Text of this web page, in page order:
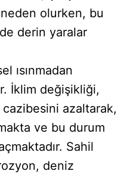
olurken, bu
derin yaralar
ısınmadan
İklim değişikliği,
azaltarak,
ve bu durum
Sahil
deniz